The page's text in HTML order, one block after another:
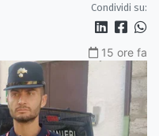
Condividi su:
15 ore fa